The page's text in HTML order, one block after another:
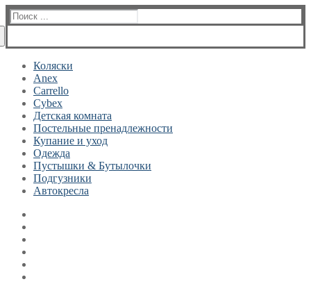
Найти:
Коляски
Anex
Carrello
Cybex
Детская комната
Постельные пренадлежности
Купание и уход
Одежда
Пустышки & Бутылочки
Подгузники
Автокресла